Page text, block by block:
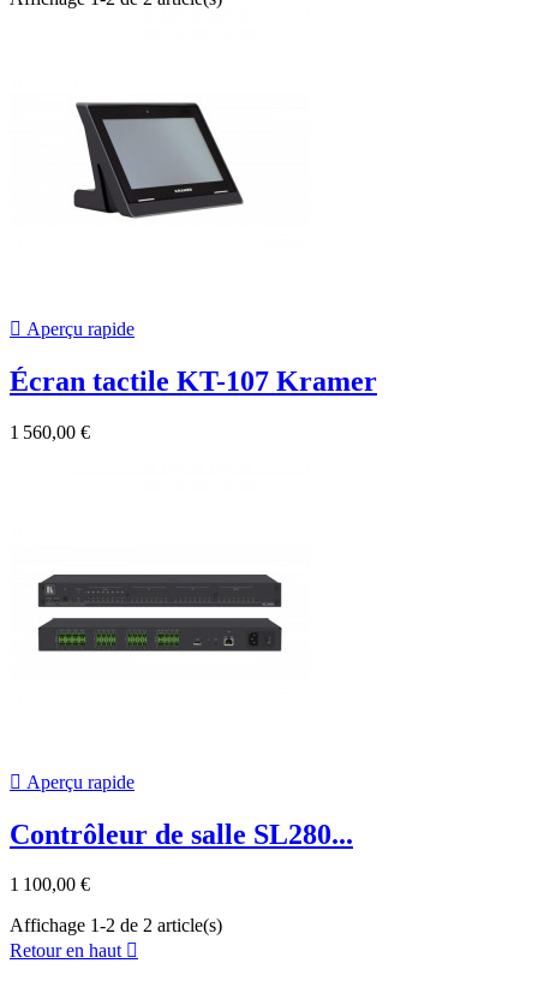
 Aperçu rapide
Écran tactile KT-107 Kramer
1 560,00 €
 Aperçu rapide
Contrôleur de salle SL280...
1 100,00 €
Affichage 1-2 de 2 article(s)
Retour en haut 